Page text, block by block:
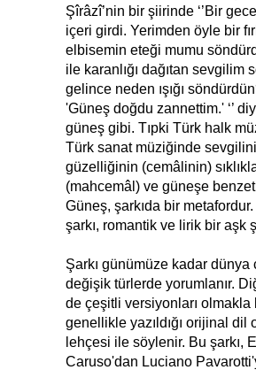
Şîrâzî’nin bir şiirinde ‘’Bir
içeri girdi. Yerimden öyle bir
elbisemin eteği mumu
ile karanlığı dağıtan sevgilim
gelince neden ışığı
'Güneş doğdu zannettim.' ‘’
güneş gibi. Tıpki Türk halk
Türk sanat müziğinde
güzelliğinin (cemâlinin)
(mahcemâl) ve güneşe
Güneş, şarkıda bir
şarkı, romantik ve lirik bir aşk
Şarkı günümüze kadar dünya
değişik türlerde yorumlanır.
de çeşitli versiyonları olmakla
genellikle yazıldığı orijinal dil
lehçesi ile söylenir. Bu şarkı,
Caruso'dan Luciano